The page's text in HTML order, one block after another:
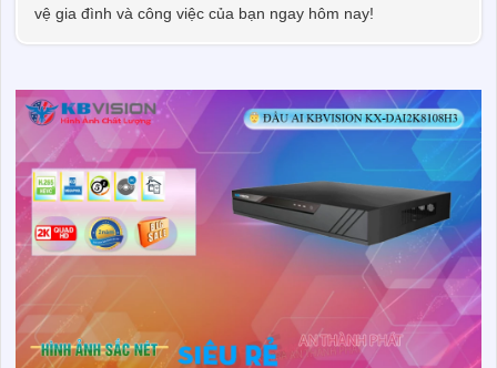
vệ gia đình và công việc của bạn ngay hôm nay!